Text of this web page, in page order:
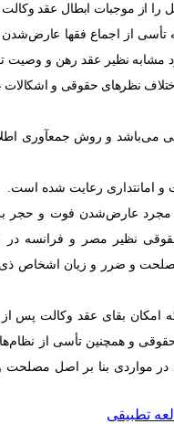
از موجبات ابطال عقد
. در حقوق ایران در بند سوم ماده 678 و
مختلف از ماده 777 ق.م و سایر مواد و
نظرهای حقوقی و
می‏‌باشد و روش جمع‏آوری
امانتداری رعایت شده است.
عارض‌شدن فوت و حجر
نظیر مصر و فرانسه در
و ضرر و زیان اشخاص
امکان بقای عقد وکالت پس
حقوقی و همچنین تأسی از
مواردی بنا بر اصل
تطبیقی